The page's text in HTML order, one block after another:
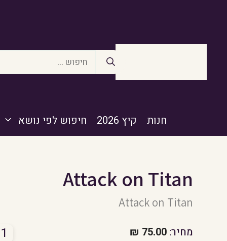
חנות קיץ 2026 חיפוש לפי נושא
Attack on Titan
Attack on Titan
מחיר: 75.00
₪